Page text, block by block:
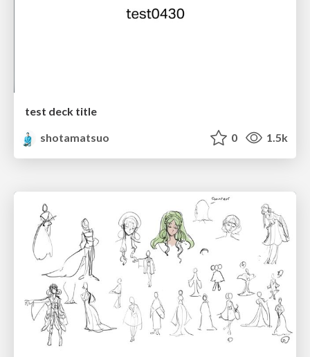
test deck title
shotamatsuo
0 1.5k